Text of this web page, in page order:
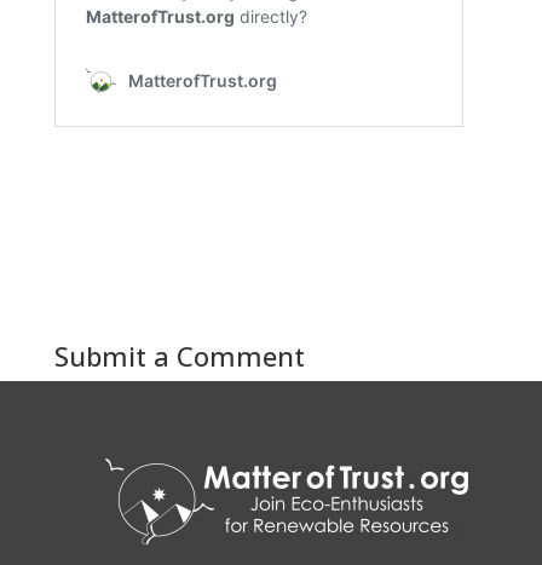
Submit a Comment